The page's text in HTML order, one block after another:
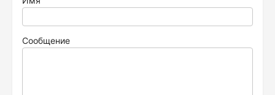
Сообщение